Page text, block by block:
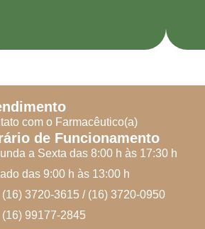
com o Farmacêutico(a)
de Funcionamento
a Sexta das 8:00 h às 17:30 h
das 9:00 h às 13:00 h
(16) 3720-3615 / (16) 3720-0950
(16) 99177-2845